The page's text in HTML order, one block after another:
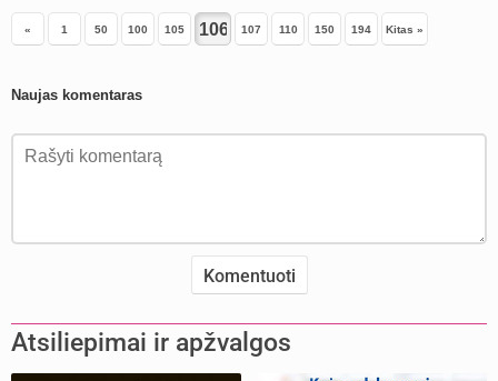
« 1 50 100 105 107 110 150 194 Kitas »
Naujas komentaras
Atsiliepimai ir apžvalgos